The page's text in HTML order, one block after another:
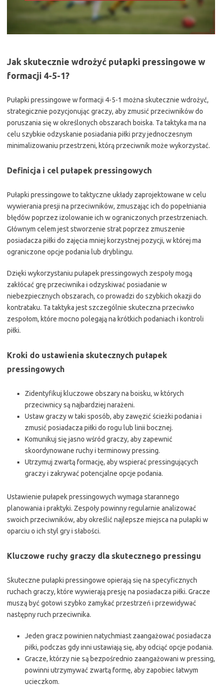
Jak skutecznie wdrożyć pułapki pressingowe w
formacji 4-5-1?
Pułapki pressingowe w formacji 4-5-1 można skutecznie wdrożyć,
strategicznie pozycjonując graczy, aby zmusić przeciwników do
poruszania się w określonych obszarach boiska. Ta taktyka ma na
celu szybkie odzyskanie posiadania piłki przy jednoczesnym
minimalizowaniu przestrzeni, którą przeciwnik może wykorzystać.
Definicja i cel pułapek pressingowych
Pułapki pressingowe to taktyczne układy zaprojektowane w celu
wywierania presji na przeciwników, zmuszając ich do popełniania
błędów poprzez izolowanie ich w ograniczonych przestrzeniach.
Głównym celem jest stworzenie strat poprzez zmuszenie
posiadacza piłki do zajęcia mniej korzystnej pozycji, w której ma
ograniczone opcje podania lub dryblingu.
Dzięki wykorzystaniu pułapek pressingowych zespoły mogą
zakłócać grę przeciwnika i odzyskiwać posiadanie w
niebezpiecznych obszarach, co prowadzi do szybkich okazji do
kontrataku. Ta taktyka jest szczególnie skuteczna przeciwko
zespołom, które mocno polegają na krótkich podaniach i kontroli
piłki.
Kroki do ustawienia skutecznych pułapek
pressingowych
Zidentyfikuj kluczowe obszary na boisku, w których
przeciwnicy są najbardziej narażeni.
Ustaw graczy w taki sposób, aby zawęzić ścieżki podania i
zmusić posiadacza piłki do rogu lub linii bocznej.
Komunikuj się jasno wśród graczy, aby zapewnić
skoordynowane ruchy i terminowy pressing.
Utrzymuj zwartą formację, aby wspierać pressingujących
graczy i zakrywać potencjalne opcje podania.
Ustawienie pułapek pressingowych wymaga starannego
planowania i praktyki. Zespoły powinny regularnie analizować
swoich przeciwników, aby określić najlepsze miejsca na pułapki w
oparciu o ich styl gry i słabości.
Kluczowe ruchy graczy dla skutecznego pressingu
Skuteczne pułapki pressingowe opierają się na specyficznych
ruchach graczy, które wywierają presję na posiadacza piłki. Gracze
muszą być gotowi szybko zamykać przestrzeń i przewidywać
następny ruch przeciwnika.
Jeden gracz powinien natychmiast zaangażować posiadacza
piłki, podczas gdy inni ustawiają się, aby odciąć opcje podania.
Gracze, którzy nie są bezpośrednio zaangażowani w pressing,
powinni utrzymywać zwartą formę, aby zapobiec łatwym
ucieczkom.